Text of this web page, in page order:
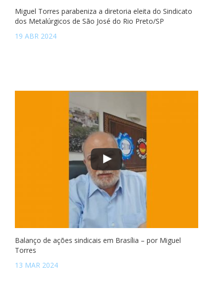
Miguel Torres parabeniza a diretoria eleita do Sindicato
dos Metalúrgicos de São José do Rio Preto/SP
19 ABR 2024
Balanço de ações sindicais em Brasília – por Miguel
Torres
13 MAR 2024